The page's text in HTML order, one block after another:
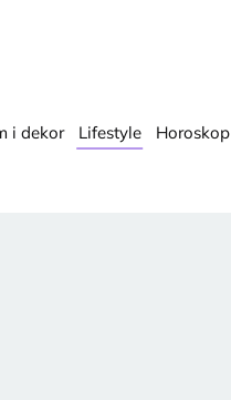
i dekor Lifestyle Horoskop